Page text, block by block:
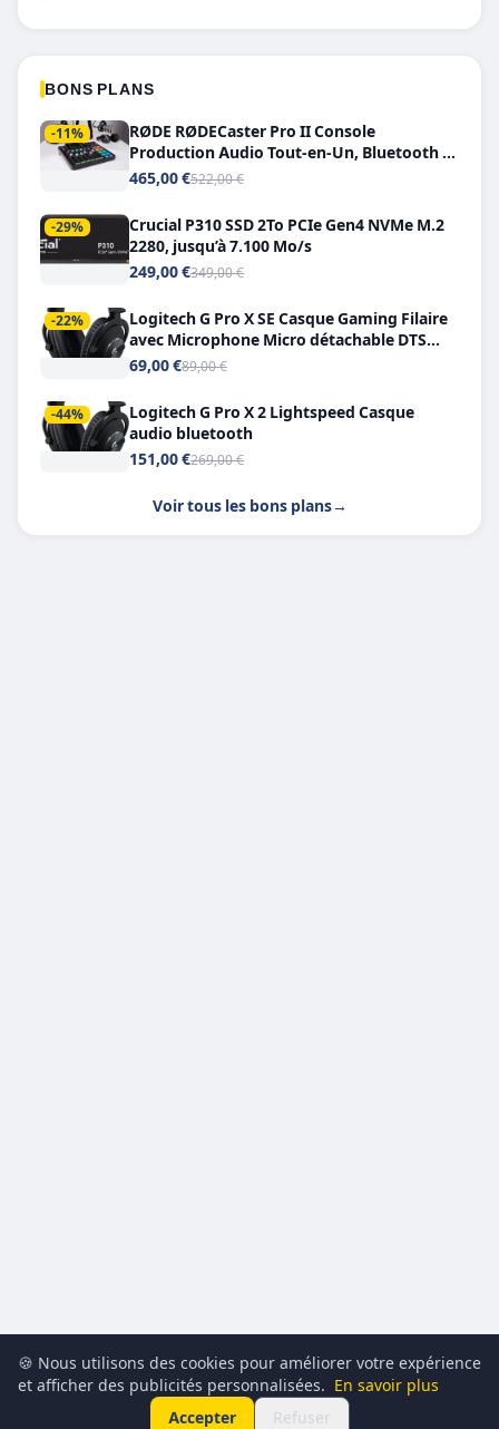
BONS PLANS
-11%
RØDE RØDECaster Pro II Console
Production Audio Tout-en-Un, Bluetooth et
Double USB-C
465,00 €522,00 €
-29%
Crucial P310 SSD 2To PCIe Gen4 NVMe M.2
2280, jusqu’à 7.100 Mo/s
249,00 €349,00 €
-22%
Logitech G Pro X SE Casque Gaming Filaire
avec Microphone Micro détachable DTS
Headphone X 7.1
69,00 €89,00 €
-44%
Logitech G Pro X 2 Lightspeed Casque
audio bluetooth
151,00 €269,00 €
Voir tous les bons plans→
🍪 Nous utilisons des cookies pour améliorer votre expérience
et afficher des publicités personnalisées. En savoir plus
Accepter
Refuser